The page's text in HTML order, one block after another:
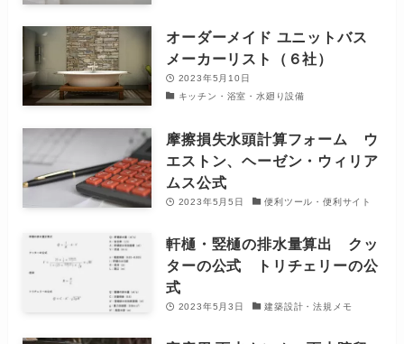
オーダーメイド ユニットバス
メーカーリスト（６社）
2023年5月10日
キッチン・浴室・水廻り設備
摩擦損失水頭計算フォーム ウ
エストン、ヘーゼン・ウィリア
ムス公式
2023年5月5日 便利ツール・便利サイト
軒樋・竪樋の排水量算出 クッ
ターの公式 トリチェリーの公
式
2023年5月3日 建築設計・法規メモ